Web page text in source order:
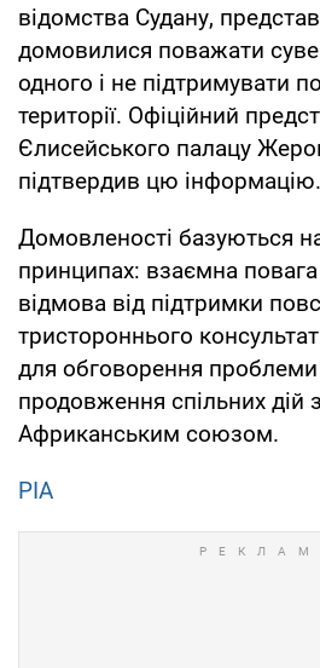
відомства Судану,
домовилися поважати
одного і не підтримувати
території. Офіційний
Єлисейського палацу
підтвердив цю інформацію.
Домовленості базуються
принципах: взаємна повага
відмова від підтримки
тристороннього
для обговорення
продовження спільних дій
Африканським союзом.
РІА